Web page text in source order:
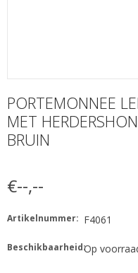
PORTEMONNEE
MET
BRUIN
€--,--
Artikelnummer: F4061
Beschikbaarheid:Op